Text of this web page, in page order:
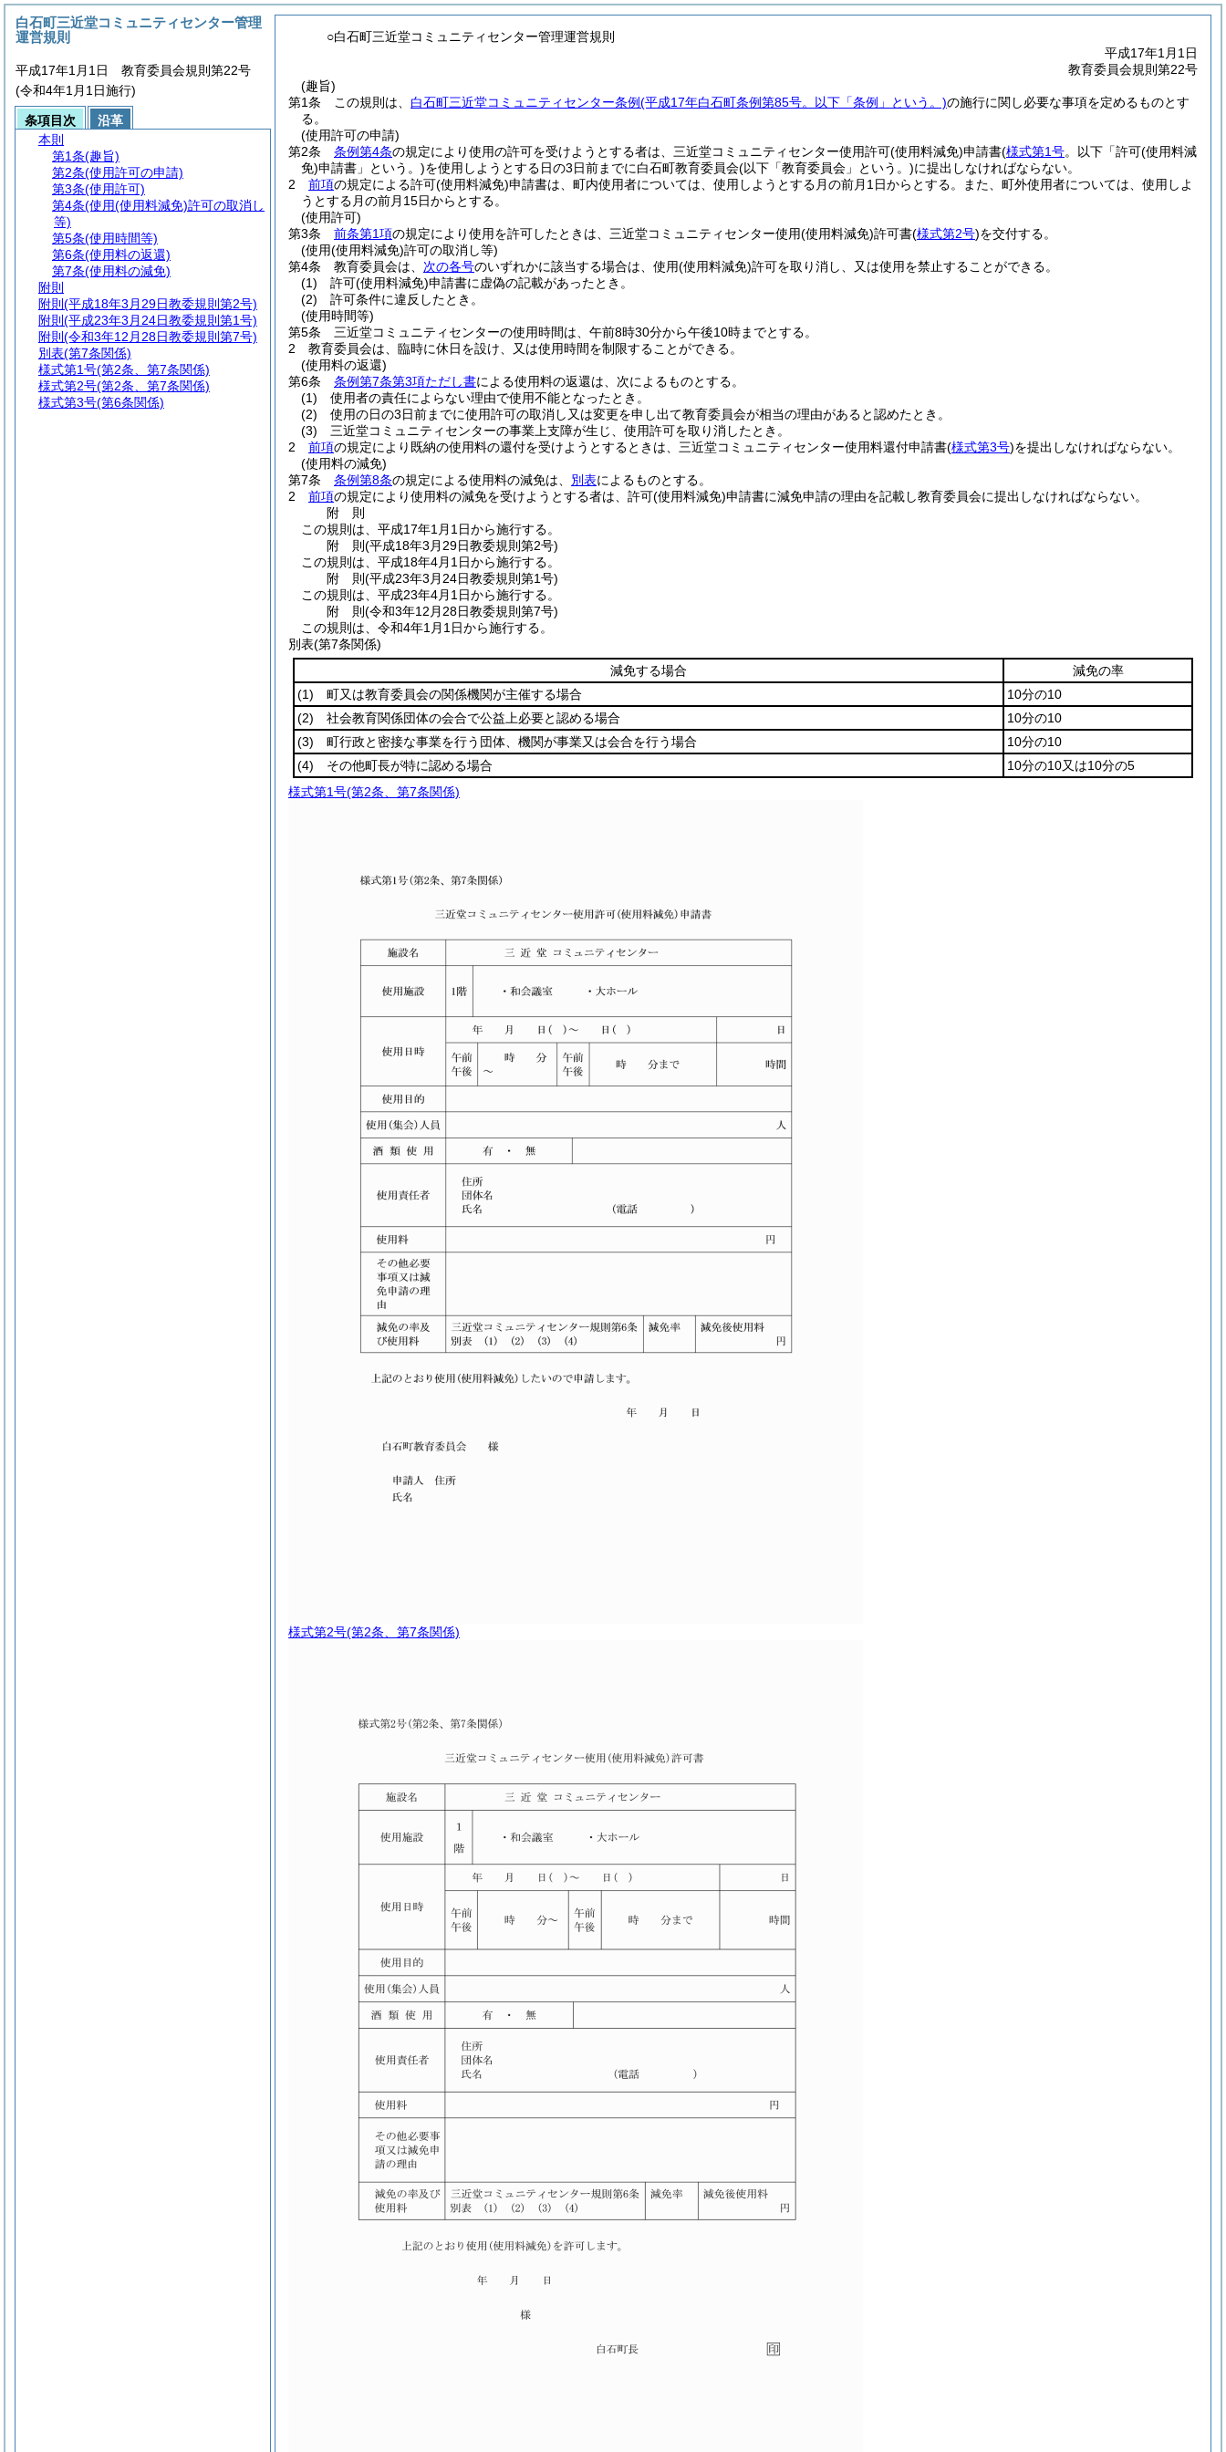
○白石町三近堂コミュニティセンター管理運営規則
平成17年1月1日
教育委員会規則第22号
(趣旨)
第1条
この規則は、 白石町三近堂コミュニティセンター条例(平成17年白石町条例第85号。以下「条例」という。)の施行に関し必要な事項を定めるものとす
る。
(使用許可の申請)
第2条
条例第4条の規定により使用の許可を受けようとする者は、三近堂コミュニティセンター使用許可(使用料減免)申請書(様式第1号。以下「許可(使用料減
免)申請書」という。)を使用しようとする日の3日前までに白石町教育委員会(以下「教育委員会」という。)に提出しなければならない。
2
前項の規定による許可(使用料減免)申請書は、町内使用者については、使用しようとする月の前月1日からとする。
また、町外使用者については、使用しよ
うとする月の前月15日からとする。
(使用許可)
第3条
前条第1項の規定により使用を許可したときは、三近堂コミュニティセンター使用(使用料減免)許可書(様式第2号)を交付する。
(使用(使用料減免)許可の取消し等)
第4条
教育委員会は、 次の各号のいずれかに該当する場合は、使用(使用料減免)許可を取り消し、又は使用を禁止することができる。
(1)
許可(使用料減免)申請書に虚偽の記載があったとき。
(2)
許可条件に違反したとき。
(使用時間等)
第5条
三近堂コミュニティセンターの使用時間は、午前8時30分から午後10時までとする。
2
教育委員会は、臨時に休日を設け、又は使用時間を制限することができる。
(使用料の返還)
第6条
条例第7条第3項ただし書による使用料の返還は、次によるものとする。
(1)
使用者の責任によらない理由で使用不能となったとき。
(2)
使用の日の3日前までに使用許可の取消し又は変更を申し出て教育委員会が相当の理由があると認めたとき。
(3)
三近堂コミュニティセンターの事業上支障が生じ、使用許可を取り消したとき。
2
前項の規定により既納の使用料の還付を受けようとするときは、三近堂コミュニティセンター使用料還付申請書(様式第3号)を提出しなければならない。
(使用料の減免)
第7条
条例第8条の規定による使用料の減免は、 別表によるものとする。
2
前項の規定により使用料の減免を受けようとする者は、許可(使用料減免)申請書に減免申請の理由を記載し教育委員会に提出しなければならない。
附 則
この規則は、平成17年1月1日から施行する。
附 則(平成18年3月29日教委規則第2号)
この規則は、平成18年4月1日から施行する。
附 則(平成23年3月24日教委規則第1号)
この規則は、平成23年4月1日から施行する。
附 則(令和3年12月28日教委規則第7号)
この規則は、令和4年1月1日から施行する。
別表(第7条関係)
減免する場合
減免の率
(1) 町又は教育委員会の関係機関が主催する場合
10分の10
(2) 社会教育関係団体の会合で公益上必要と認める場合
10分の10
(3) 町行政と密接な事業を行う団体、機関が事業又は会合を行う場合
10分の10
(4) その他町長が特に認める場合
10分の10又は10分の5
様式第1号(第2条、第7条関係)
様式第2号(第2条、第7条関係)
白石町三近堂コミュニティセンター管理
運営規則
平成17年1月1日 教育委員会規則第22号
(令和4年1月1日施行)
条項目次
沿革
本則
第1条(趣旨)
第2条(使用許可の申請)
第3条(使用許可)
第4条(使用(使用料減免)許可の取消し
等)
第5条(使用時間等)
第6条(使用料の返還)
第7条(使用料の減免)
附則
附則 (平成18年3月29日教委規則第2号)
附則 (平成23年3月24日教委規則第1号)
附則 (令和3年12月28日教委規則第7号)
別表(第7条関係)
様式第1号(第2条、第7条関係)
様式第2号(第2条、第7条関係)
様式第3号(第6条関係)